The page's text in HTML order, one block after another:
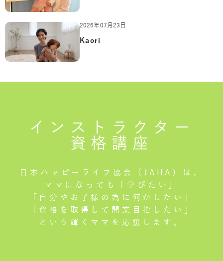
2026年07月23日
Kaori
インストラクター
資格講座
日本ハッピーライフ協会（JAHA）は、
ママになっても「学びたい」
「自分やお子様の為に何かしたい」
「資格を取得して開業目指したい」
という輝くママを応援します。